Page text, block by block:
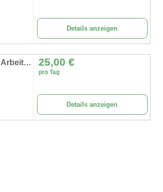
Details anzeigen
Gerüst 3 m Arbeitshöhe Leiter 4 in 1 mobile Mehrzweckleiter Arbeitsbühne Baugerüst Alu Gerüst 25,00 €
pro Tag
Details anzeigen